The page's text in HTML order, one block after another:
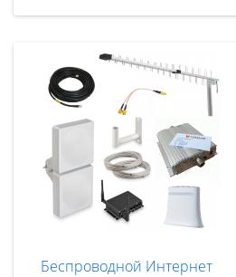
Беспроводной Интернет